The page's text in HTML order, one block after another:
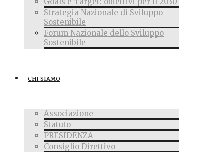
Strategia Nazionale di Sviluppo
Sostenibile
Forum Nazionale dello Sviluppo
Sostenibile
CHI SIAMO
Associazione
Statuto
PRESIDENZA
Consiglio Direttivo